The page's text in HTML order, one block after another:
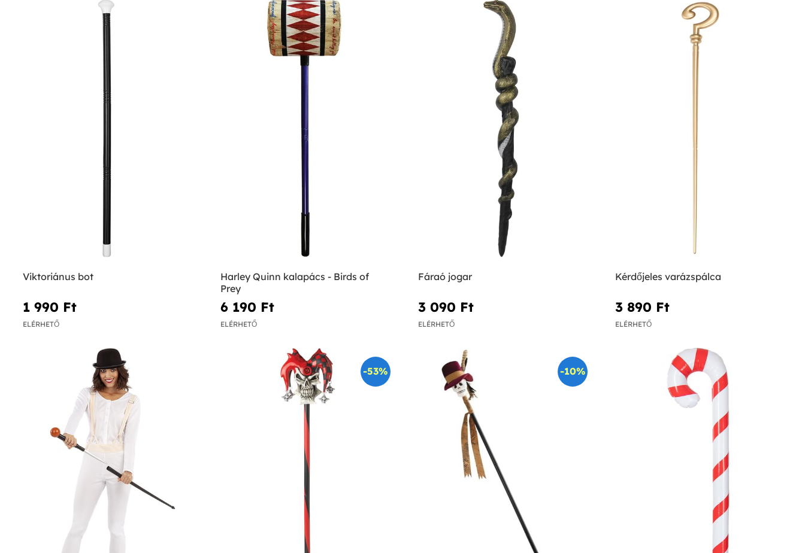
Viktoriánus bot
1 990 Ft‎
ELÉRHETŐ
Harley Quinn kalapács - Birds of
Prey
6 190 Ft‎
ELÉRHETŐ
Fáraó jogar
3 090 Ft‎
ELÉRHETŐ
Kérdőjeles varázspálca
3 890 Ft‎
ELÉRHETŐ
-53% -10%